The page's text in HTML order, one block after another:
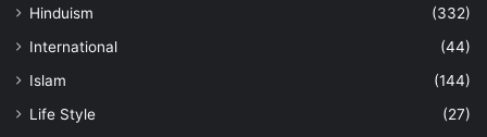
Hinduism
(332)
International
(44)
Islam
(144)
Life Style
(27)